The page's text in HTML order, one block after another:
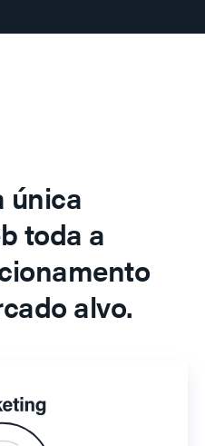
única
toda a
alvo.